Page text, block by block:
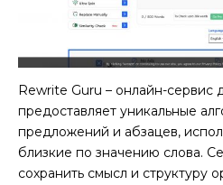
Rewrite Guru – онлайн-сервис
предоставляет уникальные
предложений и абзацев,
близкие по значению слова.
сохранить смысл и структуру